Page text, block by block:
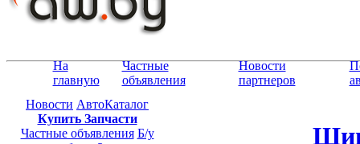
На
главную
Частные
объявления
Новости
партнеров
Новости АвтоКаталог
Купить Запчасти
Частные объявления Б/у